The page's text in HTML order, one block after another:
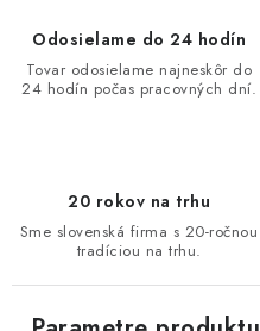
Odosielame do 24 hodín
Tovar odosielame najneskôr do
24 hodín počas pracovných dní.
20 rokov na trhu
Sme slovenská firma s 20-ročnou
tradíciou na trhu.